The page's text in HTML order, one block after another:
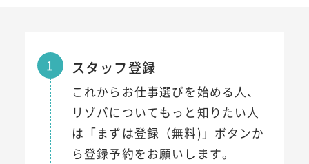
1 スタッフ登録
これからお仕事選びを始める人、
リゾバについてもっと知りたい人
は「まずは登録（無料)」ボタンか
ら登録予約をお願いします。